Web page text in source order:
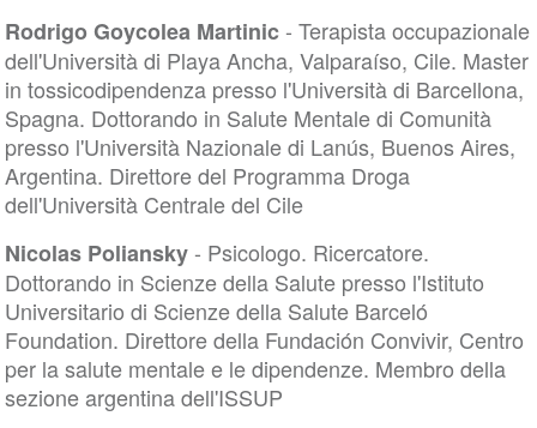
Rodrigo Goycolea Martinic- Terapista occupazionale
dell'Università di Playa Ancha, Valparaíso, Cile. Master
in tossicodipendenza presso l'Università di Barcellona,
Spagna. Dottorando in Salute Mentale di Comunità
presso l'Università Nazionale di Lanús, Buenos Aires,
Argentina. Direttore del Programma Droga
dell'Università Centrale del Cile
Nicolas Poliansky- Psicologo. Ricercatore.
Dottorando in Scienze della Salute presso l'Istituto
Universitario di Scienze della Salute Barceló
Foundation. Direttore della Fundación Convivir, Centro
per la salute mentale e le dipendenze. Membro della
sezione argentina dell'ISSUP